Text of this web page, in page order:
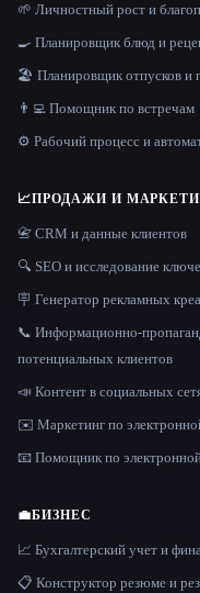
🌱 Личностный рост и
🍳 Планировщик блюд и
🏖 Планировщик отпусков и
👨‍💻 Помощник по встречам
⚙️ Рабочий процесс и
📈ПРОДАЖИ И
📇 CRM и данные клиентов
🔍 SEO и исследование
🪧 Генератор рекламных
📞 Информационно-
потенциальных клиентов
📣 Контент в социальных
✉️ Маркетинг по
📧 Помощник по
💼БИЗНЕС
📈 Бухгалтерский учет и
📋 Конструктор резюме и